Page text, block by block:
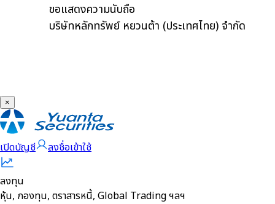
ขอแสดงความนับถือ
บริษัทหลักทรัพย์ หยวนต้า (ประเทศไทย) จำกัด
×
เปิดบัญชี ลงชื่อเข้าใช้
ลงทุน
หุ้น, กองทุน, ตราสารหนี้, Global Trading ฯลฯ